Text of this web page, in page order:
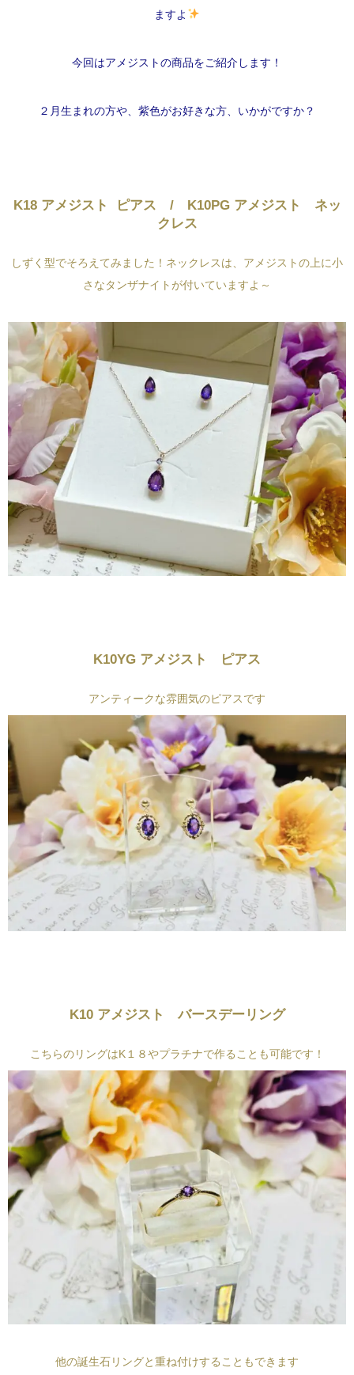
ますよ
今回はアメジストの商品をご紹介します！
２月生まれの方や、紫色がお好きな方、いかがですか？
K18 アメジスト ピアス / K10PG アメジスト ネッ
クレス
しずく型でそろえてみました！ネックレスは、アメジストの上に小
さなタンザナイトが付いていますよ～
K10YG アメジスト ピアス
アンティークな雰囲気のピアスです
K10 アメジスト バースデーリング
こちらのリングはK１８やプラチナで作ることも可能です！
他の誕生石リングと重ね付けすることもできます